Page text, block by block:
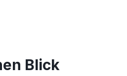
Blick